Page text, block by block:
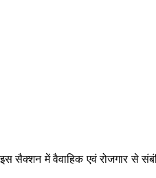
सैक्शन में वैवाहिक एवं रोजगार से